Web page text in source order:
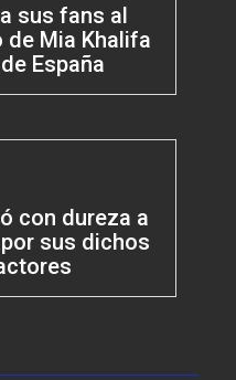
sus fans al
de Mia Khalifa
España
con dureza a
sus dichos